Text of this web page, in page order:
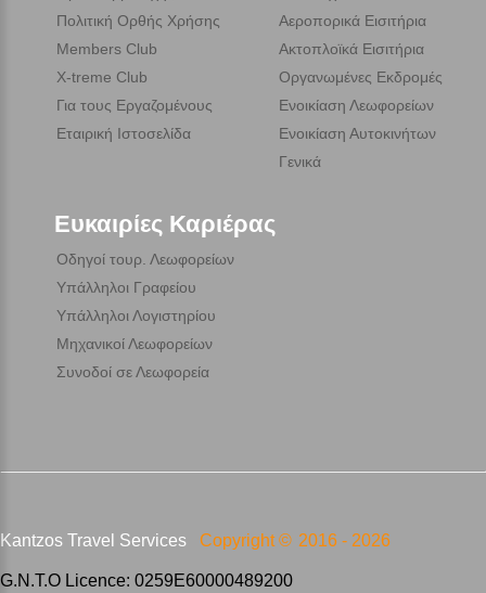
Πολιτική Ορθής Χρήσης
Members Club
X-treme Club
Για τους Εργαζομένους
Εταιρική Ιστοσελίδα
Αεροπορικά Εισιτήρια
Ακτοπλοϊκά Εισιτήρια
Οργανωμένες Εκδρομές
Ενοικίαση Λεωφορείων
Ενοικίαση Αυτοκινήτων
Γενικά
Ευκαιρίες Καριέρας
Οδηγοί τουρ. Λεωφορείων
Υπάλληλοι Γραφείου
Υπάλληλοι Λογιστηρίου
Μηχανικοί Λεωφορείων
Συνοδοί σε Λεωφορεία
Kantzos Travel Services Copyright © 2016 - 2026
G.N.T.O Licence: 0259E60000489200